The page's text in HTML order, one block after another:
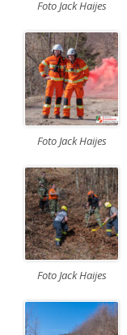
Foto Jack Haijes
Foto Jack Haijes
Foto Jack Haijes